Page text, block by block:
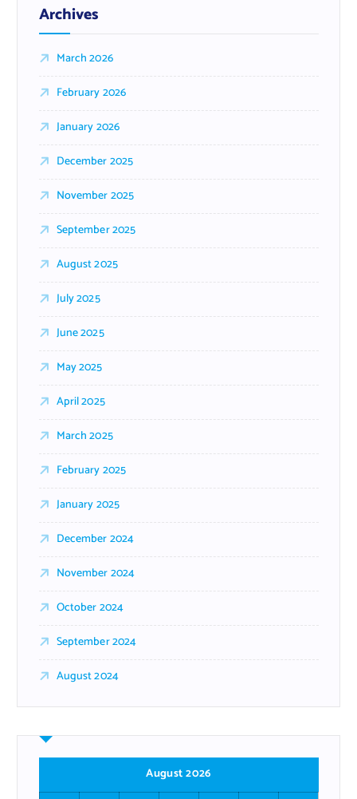
Archives
March 2026
February 2026
January 2026
December 2025
November 2025
September 2025
August 2025
July 2025
June 2025
May 2025
April 2025
March 2025
February 2025
January 2025
December 2024
November 2024
October 2024
September 2024
August 2024
August 2026